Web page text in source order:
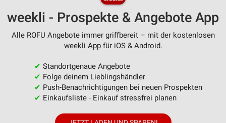
weekli - Prospekte & Angebote App
Alle ROFU Angebote immer griffbereit – mit der kostenlosen
weekli App für iOS & Android.
✔ Standortgenaue Angebote
✔ Folge deinem Lieblingshändler
✔ Push-Benachrichtigungen bei neuen Prospekten
✔ Einkaufsliste - Einkauf stressfrei planen
Verwendung von Profilen zur Auswahl
personalisierter Inhalte
Messung der Werbeleistung
Analyse von Zielgruppen durch Statistiken oder
Kombinationen von Daten aus verschiedenen
Quellen
Entwicklung und Verbesserung der Angebote